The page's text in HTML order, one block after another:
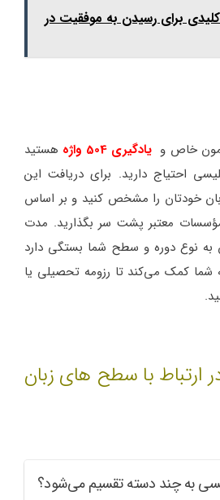
کلیدی برای رسیدن به موفقیت در
خاص ویادگیری 504 واژه
هستید
احتیاج دارید. برای دریافت این
خودتان را مشخص کنید و بر اساس
مؤسسات معتبر پشت سر بگذارید. مدت
به نوع دوره و سطح شما بستگی دارد
شما کمک می‌کند تا رزومه تحصیلی یا
ارتباط با سطح های زبان
به چند دسته تقسیم می‌شود؟